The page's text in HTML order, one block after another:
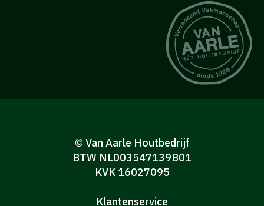
© Van Aarle Houtbedrijf
BTW NL003547139B01
KVK 16027095
Klantenservice